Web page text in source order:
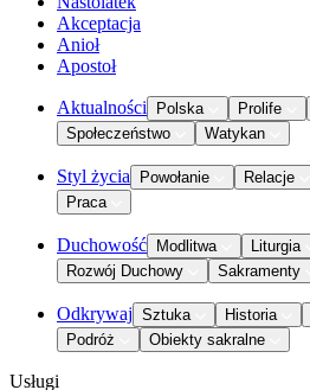
Akceptacja
Anioł
Apostoł
Aktualności Polska Prolife
Społeczeństwo
Watykan
Styl życia Powołanie Relacje
Praca
Duchowość Modlitwa Liturgia
Rozwój Duchowy
Sakramenty
Odkrywaj Sztuka Historia
Podróż
Obiekty sakralne
Usługi